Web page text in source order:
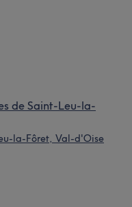
de Saint-Leu-la-
la-Fôret, Val-d'Oise